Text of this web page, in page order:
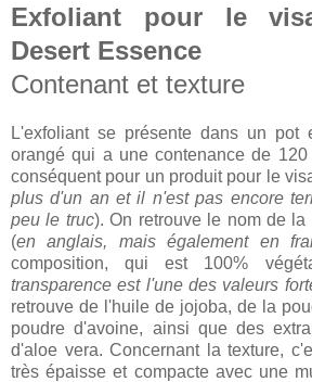
Exfoliant pour le
Desert Essence
Contenant et texture
L'exfoliant se présente dans un pot
orangé qui a une contenance de
conséquent pour un produit pour le
plus d'un an et il n'est pas encore
peu le truc). On retrouve le nom de
(en anglais, mais également en
composition, qui est 100%
transparence est l'une des valeurs
retrouve de l'huile de jojoba, de la
poudre d'avoine, ainsi que des
d'aloe vera. Concernant la texture,
très épaisse et compacte avec une